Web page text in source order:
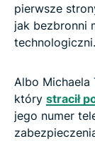
pierwsze
jak bezbronni
technologiczni.
Albo
który stracił
jego numer